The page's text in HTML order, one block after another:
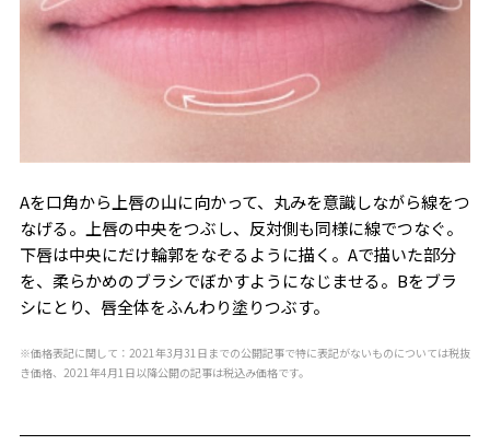
Aを口角から上唇の山に向かって、丸みを意識しながら線をつ
なげる。上唇の中央をつぶし、反対側も同様に線でつなぐ。
下唇は中央にだけ輪郭をなぞるように描く。Aで描いた部分
を、柔らかめのブラシでぼかすようになじませる。Bをブラ
シにとり、唇全体をふんわり塗りつぶす。
※価格表記に関して：2021年3月31日までの公開記事で特に表記がないものについては税抜
き価格、2021年4月1日以降公開の記事は税込み価格です。